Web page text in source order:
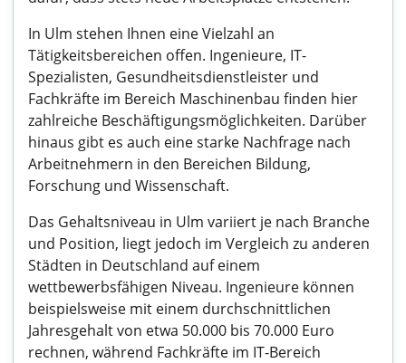
In Ulm stehen Ihnen eine Vielzahl an
Tätigkeitsbereichen offen. Ingenieure, IT-
Spezialisten, Gesundheitsdienstleister und
Fachkräfte im Bereich Maschinenbau finden hier
zahlreiche Beschäftigungsmöglichkeiten. Darüber
hinaus gibt es auch eine starke Nachfrage nach
Arbeitnehmern in den Bereichen Bildung,
Forschung und Wissenschaft.
Das Gehaltsniveau in Ulm variiert je nach Branche
und Position, liegt jedoch im Vergleich zu anderen
Städten in Deutschland auf einem
wettbewerbsfähigen Niveau. Ingenieure können
beispielsweise mit einem durchschnittlichen
Jahresgehalt von etwa 50.000 bis 70.000 Euro
rechnen, während Fachkräfte im IT-Bereich